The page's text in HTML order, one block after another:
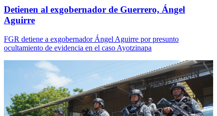
Detienen al exgobernador de Guerrero, Ángel
Aguirre
FGR detiene a exgobernador Ángel Aguirre por presunto
ocultamiento de evidencia en el caso Ayotzinapa